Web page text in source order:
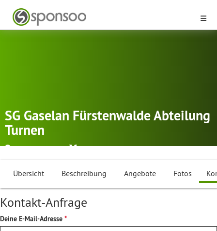
SG Gaselan Fürstenwalde Abteilung
Turnen
Fürstenwalde Gymnastik
Übersicht Beschreibung Angebote Fotos
Kontakt-Anfrage
Deine E-Mail-Adresse